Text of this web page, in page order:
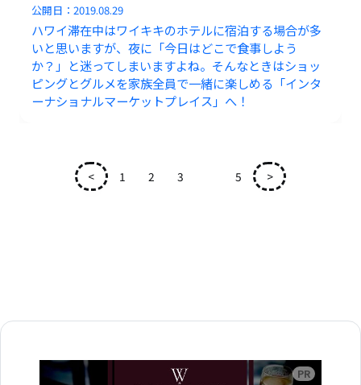
公開日：2019.08.29
ハワイ滞在中はワイキキのホテルに宿泊する場合が多
いと思いますが、夜に「今日はどこで食事しよう
か？」と迷ってしまいますよね。そんなときはショッ
ピングとグルメを家族全員で一緒に楽しめる「インタ
ーナショナルマーケットプレイス」へ！
< 1 2 3 5 >
広告